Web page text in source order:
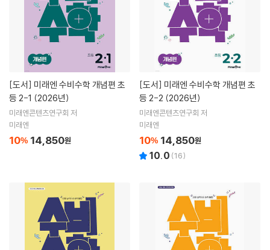
[도서]
등 2-1 (2026년)
미래엔콘텐츠연구회 저
미래엔
10% 14,850원
[도서]
등 2-2 (2026년)
미래엔콘텐츠연구회 저
미래엔
10% 14,850원
10.0 (16)